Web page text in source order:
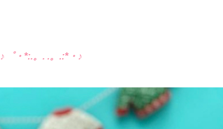
♪゜・*:.。. .。.:*・♪